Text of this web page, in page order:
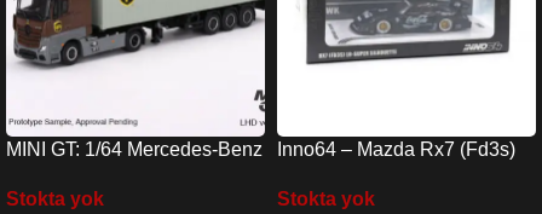
MINI GT: 1/64 Mercedes-Benz
UPS Europe”
Stokta yok
Inno64 – Mazda Rx7 (Fd3s)
lbwk-rx7-01
Stokta yok